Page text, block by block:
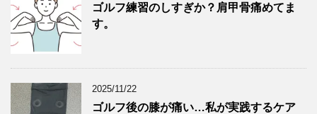
ゴルフ練習のしすぎか？肩甲骨痛めてま
す。
2025/11/22
ゴルフ後の膝が痛い…私が実践するケア